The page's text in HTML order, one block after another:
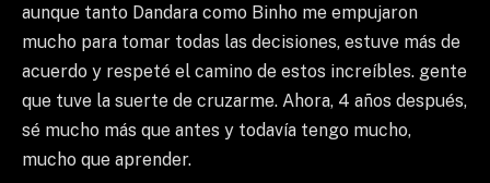
aunque tanto Dandara como Binho me empujaron
mucho para tomar todas las decisiones, estuve más de
acuerdo y respeté el camino de estos increíbles. gente
que tuve la suerte de cruzarme. Ahora, 4 años después,
sé mucho más que antes y todavía tengo mucho,
mucho que aprender.